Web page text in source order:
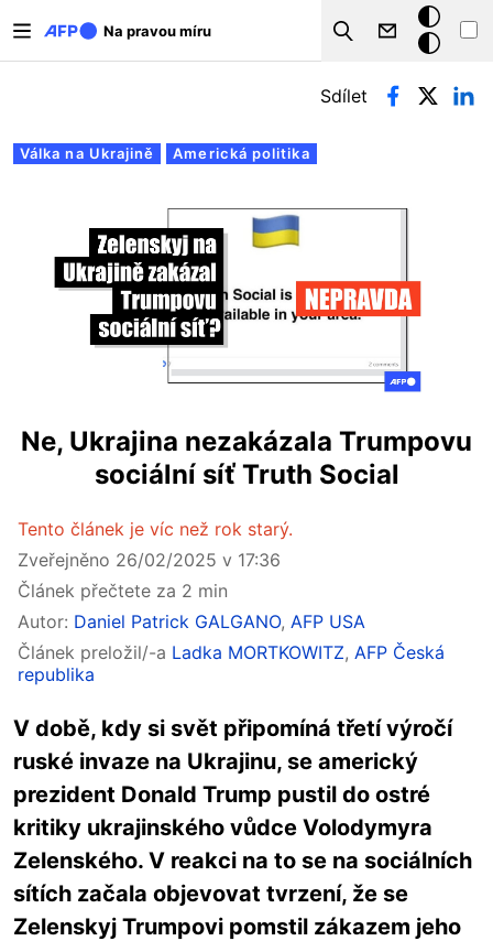
Na pravou míru
Search
Tmavý
režim
Hlavní záložky
Válka na Ukrajině Americká politika
Sdílet
Ne, Ukrajina nezakázala Trumpovu
sociální síť Truth Social
Tento článek je víc než rok starý.
Zveřejněno 26/02/2025 v 17:36
Článek přečtete za 2 min
Autor: Daniel Patrick GALGANO, AFP USA
Článek preložil/-a Ladka MORTKOWITZ, AFP Česká
republika
V době, kdy si svět připomíná třetí výročí
ruské invaze na Ukrajinu, se americký
prezident Donald Trump pustil do ostré
kritiky ukrajinského vůdce Volodymyra
Zelenského. V reakci na to se na sociálních
sítích začala objevovat tvrzení, že se
Zelenskyj Trumpovi pomstil zákazem jeho